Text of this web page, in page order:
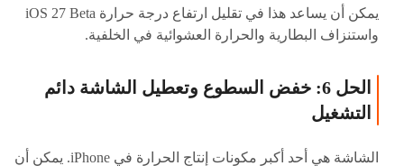
يمكن أن يساعد هذا في تقليل ارتفاع درجة حرارة iOS 27 Beta
واستنزاف البطارية والحرارة العشوائية في الخلفية.
الحل 6: خفض السطوع وتعطيل الشاشة دائم
التشغيل
الشاشة هي أحد أكبر مكونات إنتاج الحرارة في iPhone. يمكن أن